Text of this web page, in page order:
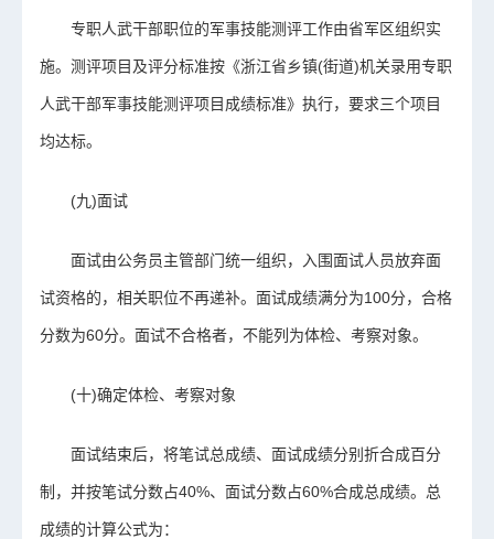
专职人武干部职位的军事技能测评工作由省军区组织实
施。测评项目及评分标准按《浙江省乡镇(街道)机关录用专职
人武干部军事技能测评项目成绩标准》执行，要求三个项目
均达标。
(九)面试
面试由公务员主管部门统一组织，入围面试人员放弃面
试资格的，相关职位不再递补。面试成绩满分为100分，合格
分数为60分。面试不合格者，不能列为体检、考察对象。
(十)确定体检、考察对象
面试结束后，将笔试总成绩、面试成绩分别折合成百分
制，并按笔试分数占40%、面试分数占60%合成总成绩。总
成绩的计算公式为：